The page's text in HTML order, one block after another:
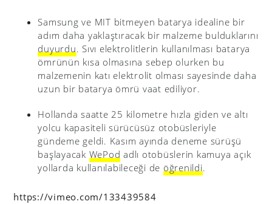
Samsung ve MIT bitmeyen batarya idealine bir
adım daha yaklaştıracak bir malzeme bulduklarını
duyurdu. Sıvı elektrolitlerin kullanılması batarya
ömrünün kısa olmasına sebep olurken bu
malzemenin katı elektrolit olması sayesinde daha
uzun bir batarya ömrü vaat ediliyor.
Hollanda saatte 25 kilometre hızla giden ve altı
yolcu kapasiteli sürücüsüz otobüsleriyle
gündeme geldi. Kasım ayında deneme sürüşü
başlayacak WePod adlı otobüslerin kamuya açık
yollarda kullanılabileceği de öğrenildi.
https://vimeo.com/133439584